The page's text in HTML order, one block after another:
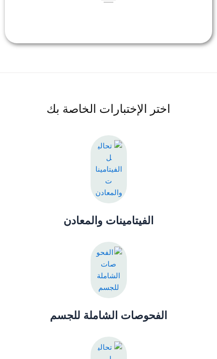
اختر الإختبارات الخاصة بك
الفيتامينات والمعادن
الفحوصات الشاملة للجسم